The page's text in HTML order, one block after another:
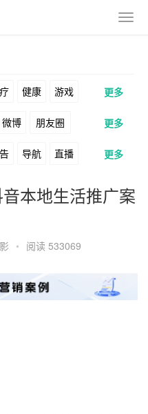
健康 游戏
装 教育 婚纱
跨境 科技
更多
微博 朋友圈
头条 知乎
爱奇艺 美柚
Bing
更多
导航 直播
私域 社群
游戏 海外
青瓜通
更多
本地生活推广案
• 阅读 533069